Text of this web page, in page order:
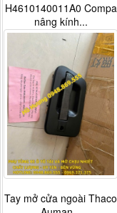
H4610140011A0 Compa
nâng kính...
Tay mở cửa ngoài Thaco